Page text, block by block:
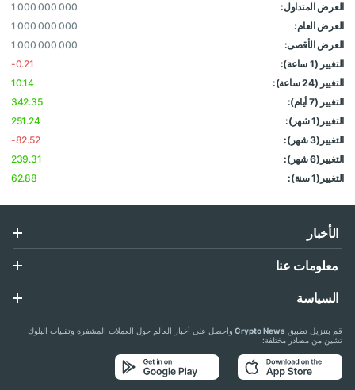
العرض المتداول:
1 000 000 000
العرض العام:
1 000 000 000
العرض الأقصى:
1 000 000 000
التغيير (1 ساعة):
-0.21
التغيير (24 ساعة):
10.14
التغيير (7 أيام):
342.35
التغيير(1 شهر):
251.24
التغيير(3 شهر):
-82.52
التغيير(6 شهر):
239.31
التغيير(1 سنة):
62.88
الأخبار
معلومات عنا
السياسة
قم بتنزيل تطبيق Crypto Newsواحصل على أخبار العالم حول العملات المشفرة وتقنيات البلوك
تشين من مصادر مختلفة: